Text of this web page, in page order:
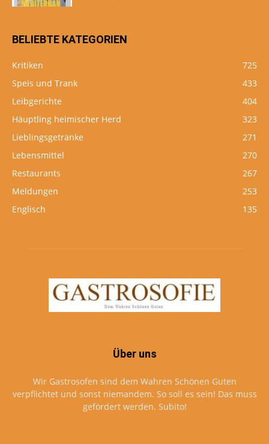
BELIEBTE KATEGORIEN
Kritiken
725
Speis und Trank
433
Leibgerichte
404
Häuptling heimischer Herd
323
Lieblingsgetränke
271
Lebensmittel
270
Restaurants
267
Meldungen
253
Englisch
135
Über uns
Wir Gastrosofen sind dem Wahren Schönen Guten
verpflichtet und sonst niemandem. So soll es sein! Das muss
gefördert werden. Subito!